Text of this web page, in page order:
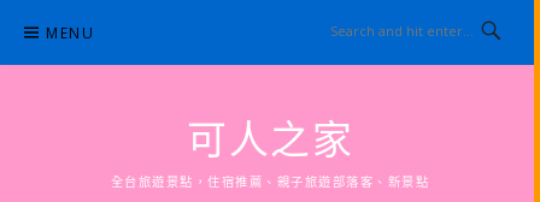
content
MENU
可人之家
全台旅遊景點，住宿推薦、親子旅遊部落客、新景點